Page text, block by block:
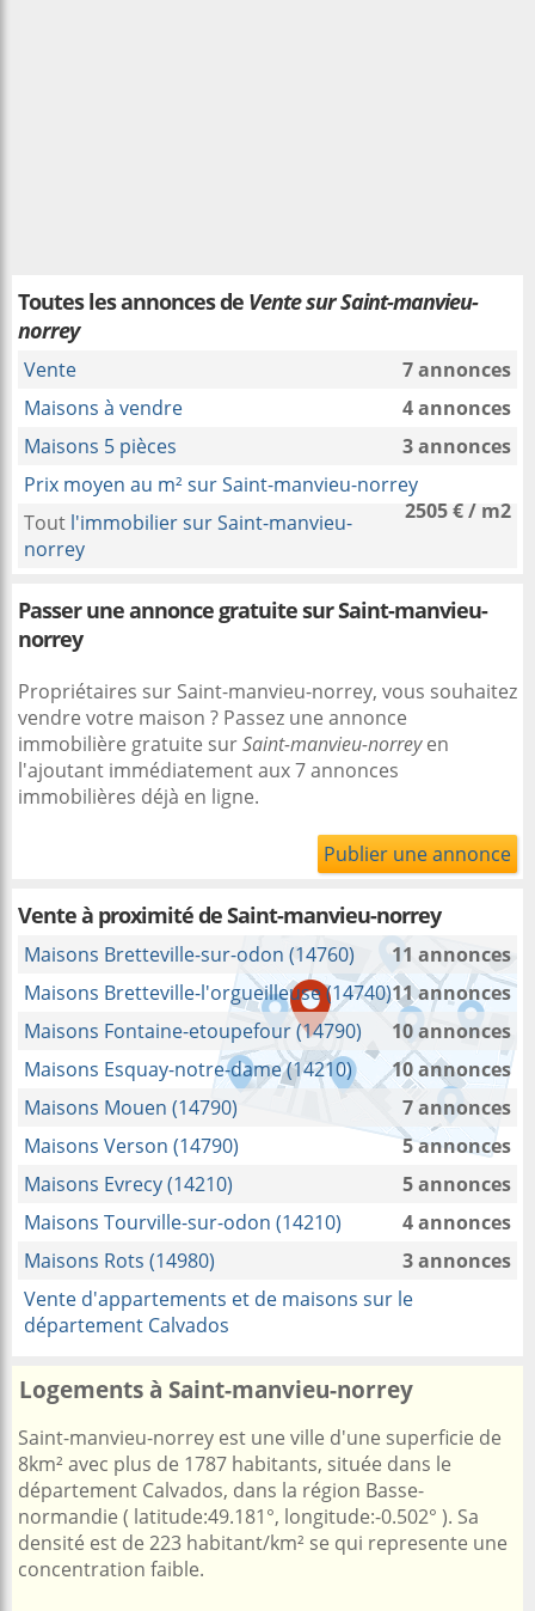
Toutes les annonces de Vente sur Saint-manvieu-
norrey
Vente
7 annonces
Maisons à vendre
4 annonces
Maisons 5 pièces
3 annonces
Prix moyen au m² sur Saint-manvieu-norrey
2505 € / m2
Tout l'immobilier sur Saint-manvieu-
norrey
Passer une annonce gratuite sur Saint-manvieu-
norrey
Propriétaires sur Saint-manvieu-norrey, vous souhaitez
vendre votre maison ? Passez une annonce
immobilière gratuite surSaint-manvieu-norreyen
l'ajoutant immédiatement aux 7 annonces
immobilières déjà en ligne.
Publier une annonce
Vente à proximitéde Saint-manvieu-norrey
Maisons Bretteville-sur-odon (14760)
11 annonces
Maisons Bretteville-l'orgueilleuse (14740)11 annonces
Maisons Fontaine-etoupefour (14790)
10 annonces
Maisons Esquay-notre-dame (14210)
10 annonces
Maisons Mouen (14790)
7 annonces
Maisons Verson (14790)
5 annonces
Maisons Evrecy (14210)
5 annonces
Maisons Tourville-sur-odon (14210)
4 annonces
Maisons Rots (14980)
3 annonces
Vente d'appartements et de maisons sur le
département Calvados
Logements à Saint-manvieu-norrey
Saint-manvieu-norrey est une ville d'une superficie de
8km² avec plus de 1787 habitants, située dans le
département Calvados, dans la région Basse-
normandie ( latitude:49.181°, longitude:-0.502° ). Sa
densité est de 223 habitant/km² se qui represente une
concentration faible.